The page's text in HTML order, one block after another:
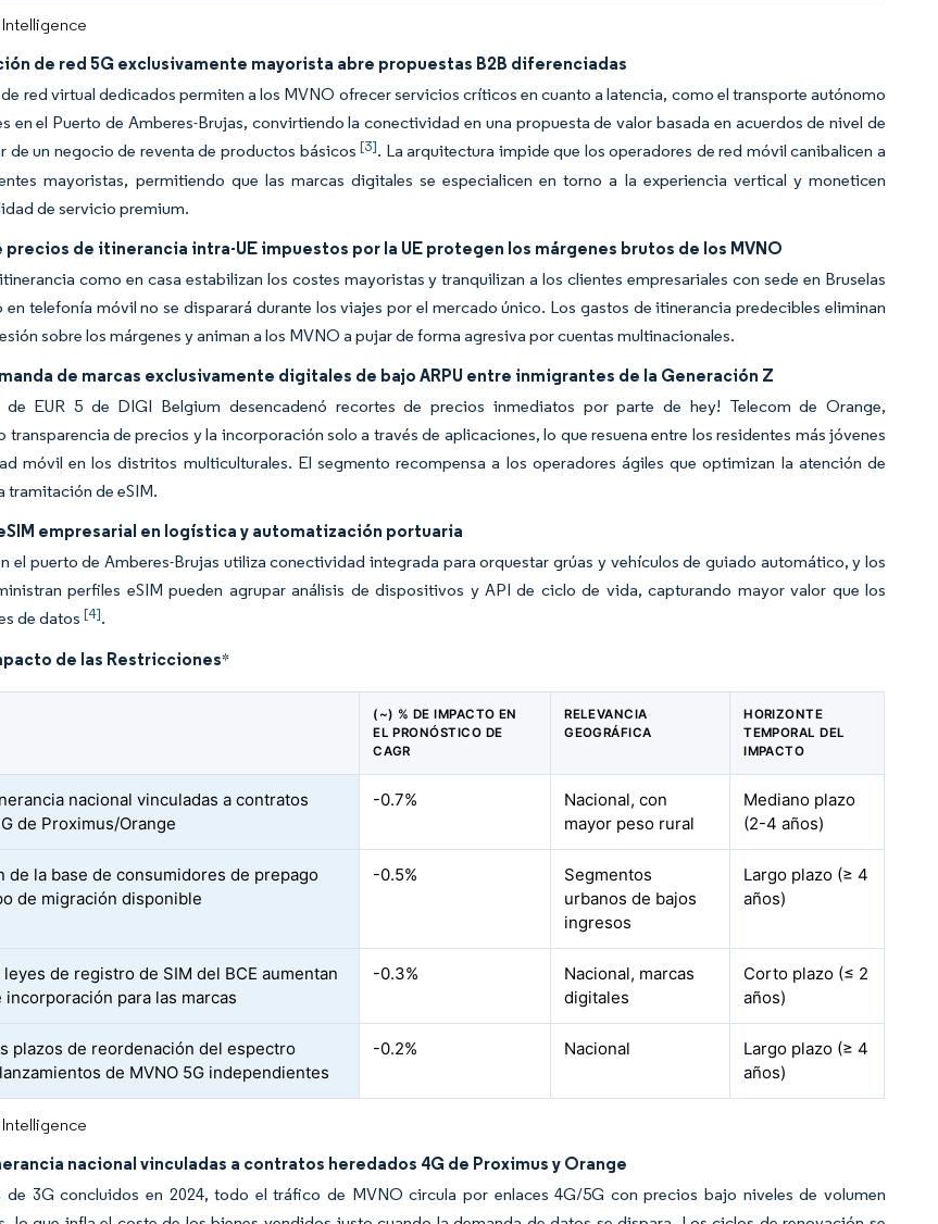
de red 5G exclusivamente mayorista abre propuestas B2B diferenciadas
red virtual dedicados permiten a los MVNO ofrecer servicios críticos en cuanto a latencia, como el transporte autónomo
en el Puerto de Amberes-Brujas, convirtiendo la conectividad en una propuesta de valor basada en acuerdos de nivel de
de un negocio de reventa de productos básicos[3]. La arquitectura impide que los operadores de red móvil canibalicen a
mayoristas, permitiendo que las marcas digitales se especialicen en torno a la experiencia vertical y moneticen
de servicio premium.
de itinerancia intra-UE impuestos por la UE protegen los márgenes brutos de los MVNO
como en casa estabilizan los costes mayoristas y tranquilizan a los clientes empresariales con sede en Bruselas
en telefonía móvil no se disparará durante los viajes por el mercado único. Los gastos de itinerancia predecibles eliminan
sobre los márgenes y animan a los MVNO a pujar de forma agresiva por cuentas multinacionales.
de marcas exclusivamente digitales de bajo ARPU entre inmigrantes de la Generación Z
de EUR 5 de DIGI Belgium desencadenó recortes de precios inmediatos por parte de hey! Telecom de Orange,
de precios y la incorporación solo a través de aplicaciones, lo que resuena entre los residentes más jóvenes
móvil en los distritos multiculturales. El segmento recompensa a los operadores ágiles que optimizan la atención de
tramitación de eSIM.
empresarial en logística y automatización portuaria
el puerto de Amberes-Brujas utiliza conectividad integrada para orquestar grúas y vehículos de guiado automático, y los
perfiles eSIM pueden agrupar análisis de dispositivos y API de ciclo de vida, capturando mayor valor que los
de datos[4].
de las Restricciones*
(~) % DE IMPACTO EN
EL PRONÓSTICO DE
CAGR
RELEVANCIA
GEOGRÁFICA
HORIZONTE
TEMPORAL DEL
IMPACTO
nacional vinculadas a contratos
de Proximus/Orange
-0.7%
Nacional, con
mayor peso rural
Mediano plazo
(2-4 años)
de la base de consumidores de prepago
de migración disponible
-0.5%
Segmentos
urbanos de bajos
ingresos
Largo plazo (≥ 4
años)
de registro de SIM del BCE aumentan
incorporación para las marcas
-0.3%
Nacional, marcas
digitales
Corto plazo (≤ 2
años)
plazos de reordenación del espectro
de MVNO 5G independientes
-0.2% Nacional
Largo plazo (≥ 4
años)
nacional vinculadas a contratos heredados 4G de Proximus y Orange
de 3G concluidos en 2024, todo el tráfico de MVNO circula por enlaces 4G/5G con precios bajo niveles de volumen